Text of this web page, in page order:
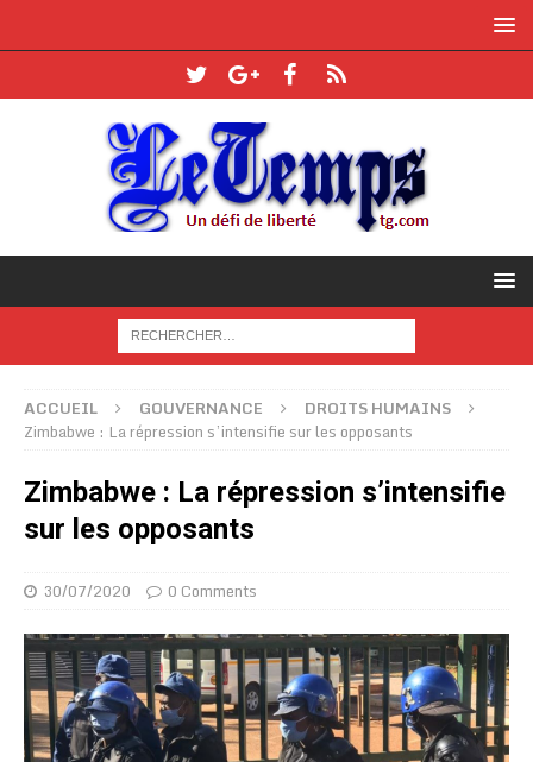
ACCUEIL GOUVERNANCE
DROITS HUMAINS
Zimbabwe : La répression s’intensifie sur les opposants
Zimbabwe : La répression s’intensifie
sur les opposants
30/07/2020 0 Comments